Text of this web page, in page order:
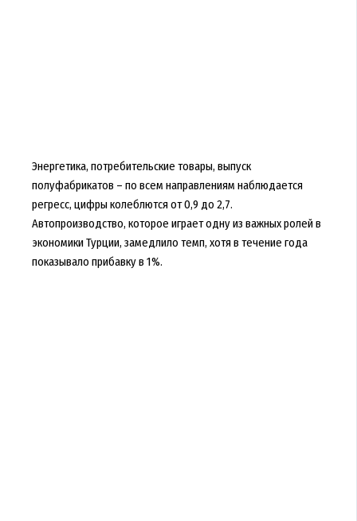
Энергетика, потребительские товары, выпуск
полуфабрикатов – по всем направлениям наблюдается
регресс, цифры колеблются от 0,9 до 2,7.
Автопроизводство, которое играет одну из важных ролей в
экономики Турции, замедлило темп, хотя в течение года
показывало прибавку в 1%.